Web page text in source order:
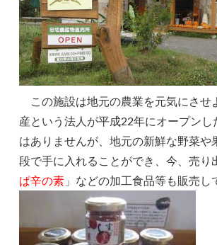
この施設は地元の農業を元気にさせ
産という法人が平成22年にオープンし
はありませんが、地元の新鮮な野菜や
段で手に入れることができ、今、売り
ぱ辛の素 」などの加工食品等も販売し